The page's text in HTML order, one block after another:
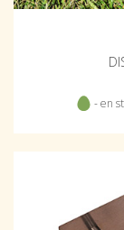
- en